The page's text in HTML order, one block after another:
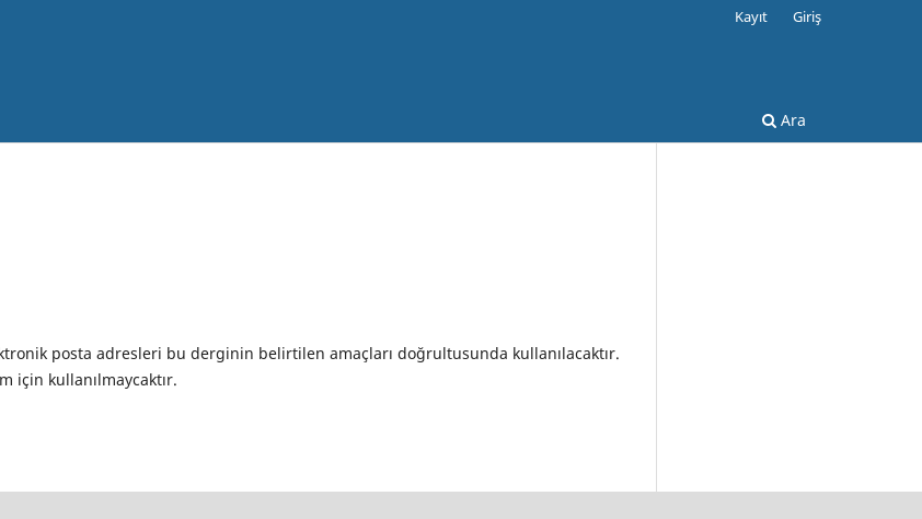
Ara
Kayıt Giriş
posta adresleri bu derginin belirtilen amaçları doğrultusunda kullanılacaktır.
için kullanılmaycaktır.